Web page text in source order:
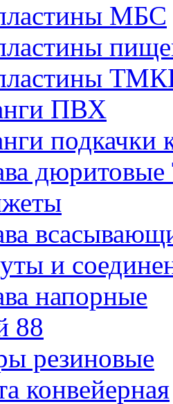
МБС
ПВХ
подкачки
и
напорные
88
резиновые
конвейерная